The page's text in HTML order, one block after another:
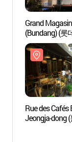
Grand
(Bundang) (롯
분당점)
Rue des Cafés
Jeongja-dong